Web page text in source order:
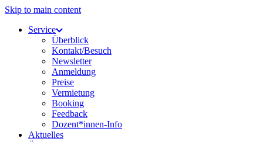
Skip to main content
Service
Überblick
Kontakt/Besuch
Newsletter
Anmeldung
Preise
Vermietung
Booking
Feedback
Dozent*innen-Info
Aktuelles